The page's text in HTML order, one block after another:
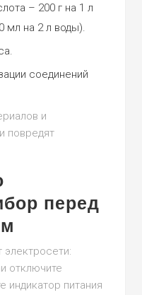
– 200 г на 1 л
мл на 2 л воды).
соединений
и
повредят
перед
электросети:
отключите
индикатор питания